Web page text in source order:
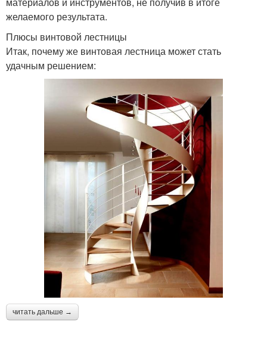
желаемого результата.
Плюсы винтовой лестницы
Итак, почему же винтовая лестница может стать
удачным решением:
читать дальше →